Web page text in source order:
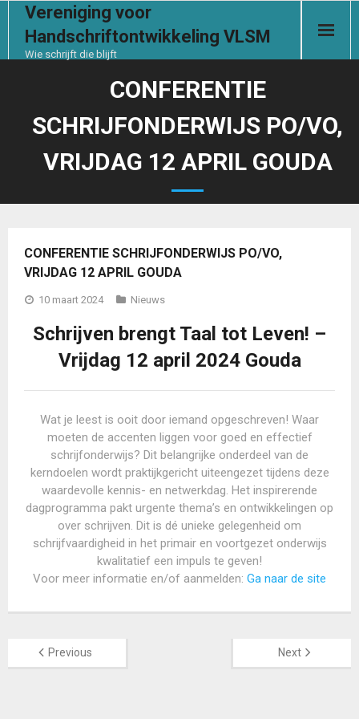
Vereniging voor
Handschriftontwikkeling VLSM
Wie schrijft die blijft
De vereniging
Handschrifthulp
Contact
Documenten
Ledensectie
Aanmelden
CONFERENTIE
SCHRIJFONDERWIJS PO/VO,
VRIJDAG 12 APRIL GOUDA
CONFERENTIE SCHRIJFONDERWIJS PO/VO,
VRIJDAG 12 APRIL GOUDA
10 maart 2024 Nieuws
Schrijven brengt Taal tot Leven! –
Vrijdag 12 april 2024 Gouda
Wat je leest is ooit door iemand opgeschreven! Waar
moeten de accenten liggen voor goed en effectief
schrijfonderwijs? Dit belangrijke onderdeel van de
kerndoelen wordt praktijkgericht uiteengezet tijdens deze
waardevolle kennis- en netwerkdag. Het inspirerende
dagprogramma pakt urgente thema’s en ontwikkelingen op
over schrijven. Dit is dé unieke gelegenheid om
schrijfvaardigheid in het primair en voortgezet onderwijs
kwalitatief een impuls te geven!
Voor meer informatie en/of aanmelden: Ga naar de site
Previous Next